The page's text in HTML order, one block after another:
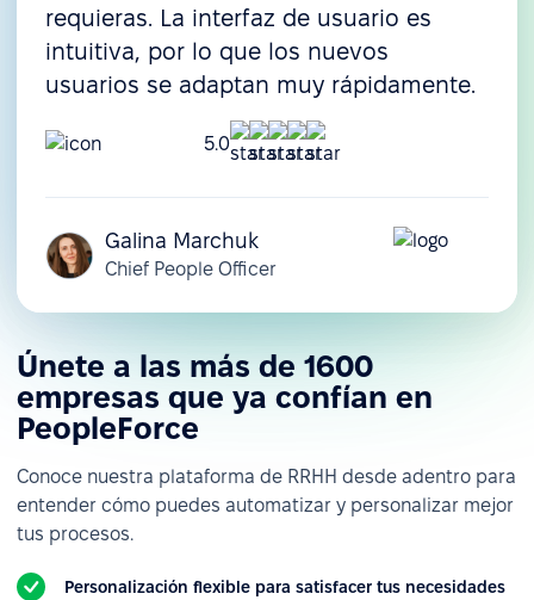
requieras. La interfaz de usuario es
intuitiva, por lo que los nuevos
usuarios se adaptan muy rápidamente.
5.0
Galina Marchuk
Chief People Officer
Únete a las más de 1600
empresas que ya confían en
PeopleForce
Conoce nuestra plataforma de RRHH desde adentro para
entender cómo puedes automatizar y personalizar mejor
tus procesos.
Personalización flexible para satisfacer tus necesidades